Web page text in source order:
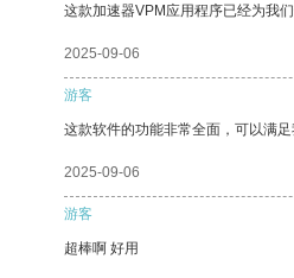
这款加速器VPM应用程序已经为我
2025-09-06
游客
这款软件的功能非常全面，可以满足
2025-09-06
游客
超棒啊 好用